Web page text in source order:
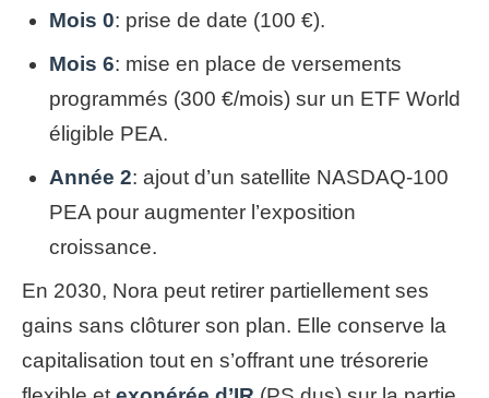
Mois 0: prise de date (100 €).
Mois 6: mise en place de versements
programmés (300 €/mois) sur un ETF World
éligible PEA.
Année 2: ajout d’un satellite NASDAQ-100
PEA pour augmenter l’exposition
croissance.
En 2030, Nora peut retirer partiellement ses
gains sans clôturer son plan. Elle conserve la
capitalisation tout en s’offrant une trésorerie